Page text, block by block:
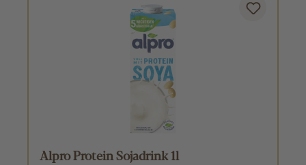
Alpro Protein Sojadrink 1l